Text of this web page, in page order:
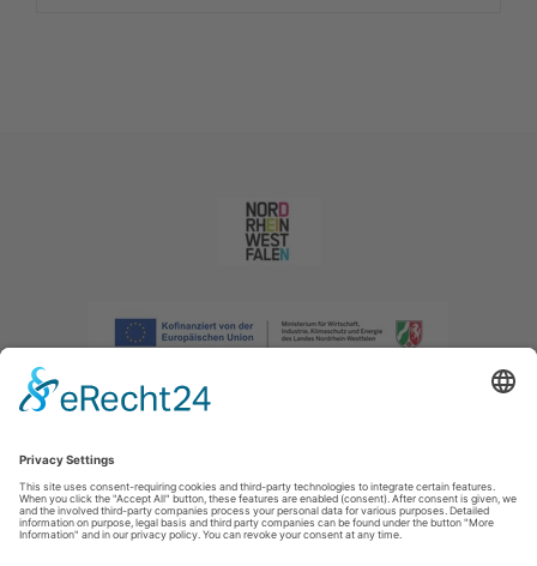
Afdruk |Privacybeleid|Verklaring van toegankelijkheid